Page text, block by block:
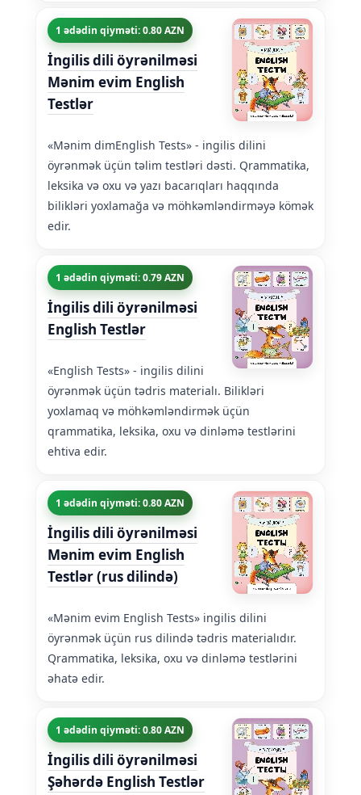
1 ədədin qiyməti: 0.80 AZN
İngilis dili öyrənilməsi
Mənim evim English
Testlər
«Mənim dimEnglish Tests» - ingilis dilini
öyrənmək üçün təlim testləri dəsti. Qrammatika,
leksika və oxu və yazı bacarıqları haqqında
bilikləri yoxlamağa və möhkəmləndirməyə kömək
edir.
1 ədədin qiyməti: 0.79 AZN
İngilis dili öyrənilməsi
English Testlər
«English Tests» - ingilis dilini
öyrənmək üçün tədris materialı. Bilikləri
yoxlamaq və möhkəmləndirmək üçün
qrammatika, leksika, oxu və dinləmə testlərini
ehtiva edir.
1 ədədin qiyməti: 0.80 AZN
İngilis dili öyrənilməsi
Mənim evim English
Testlər (rus dilində)
«Mənim evim English Tests» ingilis dilini
öyrənmək üçün rus dilində tədris materialıdır.
Qrammatika, leksika, oxu və dinləmə testlərini
əhatə edir.
1 ədədin qiyməti: 0.80 AZN
İngilis dili öyrənilməsi
Şəhərdə English Testlər